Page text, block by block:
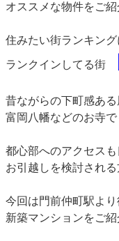
オススメな物件をご
住みたい街ランキング
ランクインしてる街
昔ながらの下町感ある
富岡八幡などのお寺
都心部へのアクセス
お引越しを検討され
今回は門前仲町駅よ
新築マンションをご紹